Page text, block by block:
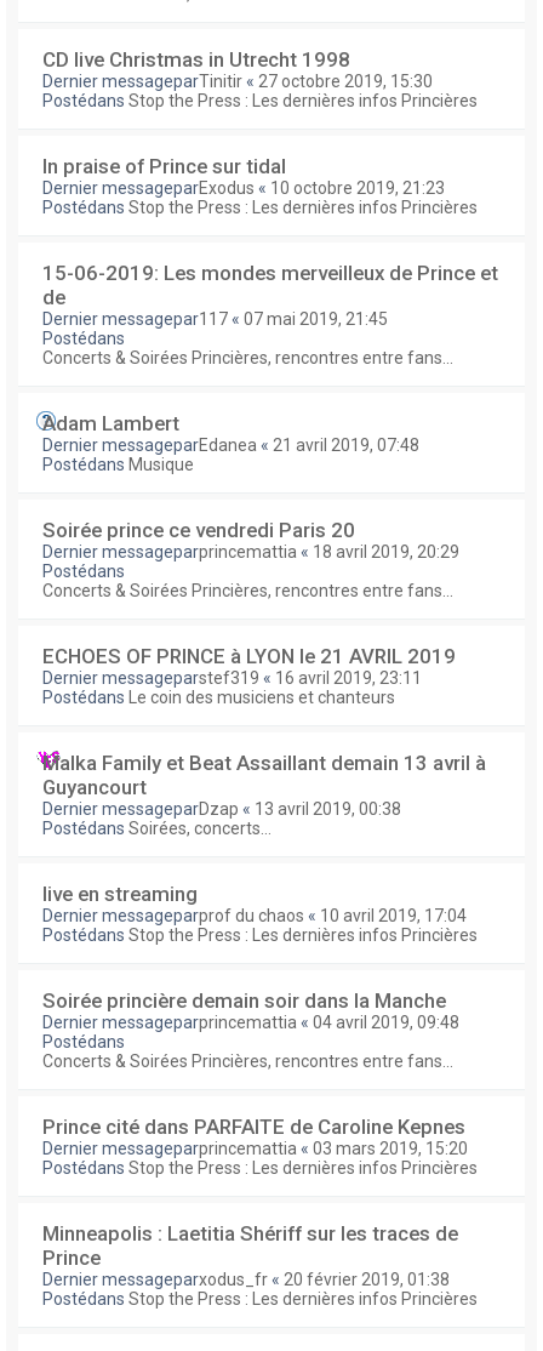
CD live Christmas in Utrecht 1998
Dernier messageparTinitir « 27 octobre 2019, 15:30
Postédans Stop the Press : Les dernières infos Princières
In praise of Prince sur tidal
Dernier messageparExodus « 10 octobre 2019, 21:23
Postédans Stop the Press : Les dernières infos Princières
15-06-2019: Les mondes merveilleux de Prince et
de
Dernier messagepar117 « 07 mai 2019, 21:45
Postédans
Concerts & Soirées Princières, rencontres entre fans...
Adam Lambert
Dernier messageparEdanea « 21 avril 2019, 07:48
Postédans Musique
Soirée prince ce vendredi Paris 20
Dernier messageparprincemattia « 18 avril 2019, 20:29
Postédans
Concerts & Soirées Princières, rencontres entre fans...
ECHOES OF PRINCE à LYON le 21 AVRIL 2019
Dernier messageparstef319 « 16 avril 2019, 23:11
Postédans
Le coin des musiciens et chanteurs
Malka Family et Beat Assaillant demain 13 avril à
Guyancourt
Dernier messageparDzap « 13 avril 2019, 00:38
Postédans Soirées, concerts...
live en streaming
Dernier messageparprof du chaos « 10 avril 2019, 17:04
Postédans Stop the Press : Les dernières infos Princières
Soirée princière demain soir dans la Manche
Dernier messageparprincemattia « 04 avril 2019, 09:48
Postédans
Concerts & Soirées Princières, rencontres entre fans...
Prince cité dans PARFAITE de Caroline Kepnes
Dernier messageparprincemattia « 03 mars 2019, 15:20
Postédans Stop the Press : Les dernières infos Princières
Minneapolis : Laetitia Shériff sur les traces de
Prince
Dernier messageparxodus_fr « 20 février 2019, 01:38
Postédans Stop the Press : Les dernières infos Princières